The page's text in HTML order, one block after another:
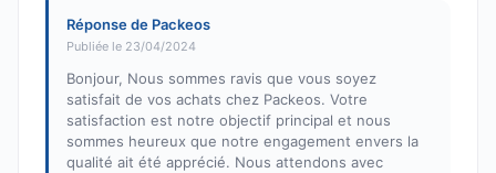
Réponse de Packeos
Publiée le 23/04/2024
Bonjour, Nous sommes ravis que vous soyez
satisfait de vos achats chez Packeos. Votre
satisfaction est notre objectif principal et nous
sommes heureux que notre engagement envers la
qualité ait été apprécié. Nous attendons avec